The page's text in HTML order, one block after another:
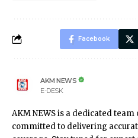
Facebook
AKM NEWS
E-DESK
AKM NEWS is a dedicated
committed to delivering